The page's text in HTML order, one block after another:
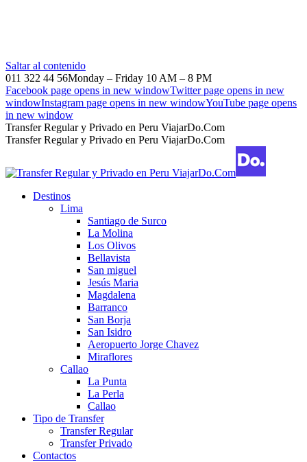
Saltar al contenido
011 322 44 56Monday – Friday 10 AM – 8 PM
Facebook page opens in new windowTwitter page opens in new
windowInstagram page opens in new windowYouTube page opens
in new window
Transfer Regular y Privado en Peru ViajarDo.Com
Transfer Regular y Privado en Peru ViajarDo.Com
Destinos
Lima
Santiago de Surco
La Molina
Los Olivos
Bellavista
San miguel
Jesús Maria
Magdalena
Barranco
San Borja
San Isidro
Aeropuerto Jorge Chavez
Miraflores
Callao
La Punta
La Perla
Callao
Tipo de Transfer
Transfer Regular
Transfer Privado
Contactos